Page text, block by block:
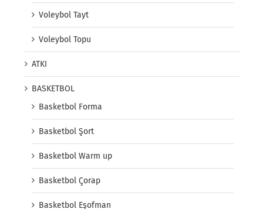
Voleybol Tayt
Voleybol Topu
ATKI
BASKETBOL
Basketbol Forma
Basketbol Şort
Basketbol Warm up
Basketbol Çorap
Basketbol Eşofman